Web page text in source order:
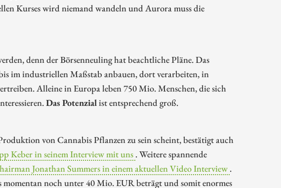
Kurses wird niemand wandeln und Aurora muss die
denn der Börsenneuling hat beachtliche Pläne. Das
im industriellen Maßstab anbauen, dort verarbeiten, in
Alleine in Europa leben 750 Mio. Menschen, die sich
Das Potenzialist entsprechend groß.
von Cannabis Pflanzen zu sein scheint, bestätigt auch
Keber in seinem Interview mit uns . Weitere spannende
Jonathan Summers in einem aktuellen Video Interview .
noch unter 40 Mio. EUR beträgt und somit enormes